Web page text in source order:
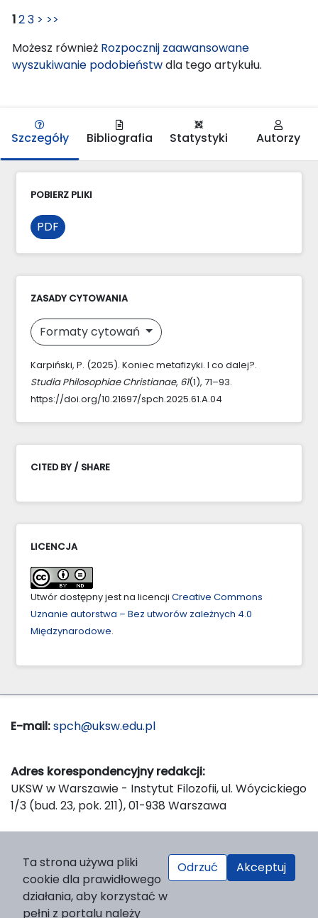
123 > >>
Możesz również Rozpocznij zaawansowane
wyszukiwanie podobieństwdla tego artykułu.
Szczegóły Bibliografia Statystyki Autorzy
POBIERZ PLIKI
PDF
ZASADY CYTOWANIA
Formaty cytowań
Karpiński, P. (2025). Koniec metafizyki. I co dalej?.
Studia Philosophiae Christianae, 61(1), 71–93.
https://doi.org/10.21697/spch.2025.61.A.04
CITED BY / SHARE
LICENCJA
Utwór dostępny jest na licencji Creative Commons
Uznanie autorstwa – Bez utworów zależnych 4.0
Międzynarodowe.
E-mail:spch@uksw.edu.pl
Adres korespondencyjny redakcji:
UKSW w Warszawie - Instytut Filozofii, ul. Wóycickiego
1/3 (bud. 23, pok. 211), 01-938 Warszawa
Wydawnictwo Naukowe UKSW, ul. Dewajtis 5, domek
nr 2, 01-815 Warszawa
Strona WWW Wydawnictwa
Ta strona używa pliki
cookie dla prawidłowego
działania, aby korzystać w
pełni z portalu należy
Odrzuć Akceptuj